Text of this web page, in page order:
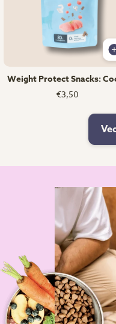
Weight Protect Snacks:
€3,50